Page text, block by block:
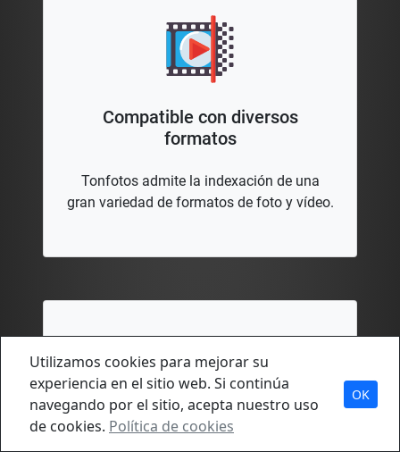
Compatible con diversos
formatos
Tonfotos admite la indexación de una
gran variedad de formatos de foto y vídeo.
Utilizamos cookies para mejorar su
experiencia en el sitio web. Si continúa
navegando por el sitio, acepta nuestro uso
de cookies. Política de cookies
OK